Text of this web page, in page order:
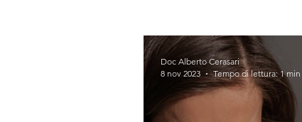
Doc Alberto Cerasari
8 nov 2023
Tempo di lettura: 1 min